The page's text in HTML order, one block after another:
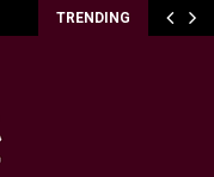
TRENDING